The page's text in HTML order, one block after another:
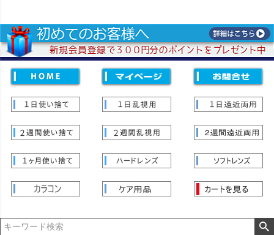
価格
〜
並び順
登録順
価格が高い順
レビュー順
キーワードヒット順